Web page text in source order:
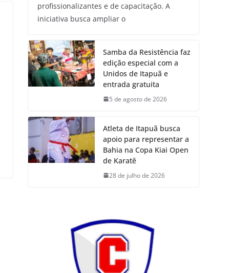
profissionalizantes e de capacitação. A
iniciativa busca ampliar o
Samba da Resistência faz
edição especial com a
Unidos de Itapuã e
entrada gratuita
5 de agosto de 2026
Atleta de Itapuã busca
apoio para representar a
Bahia na Copa Kiai Open
de Karatê
28 de julho de 2026